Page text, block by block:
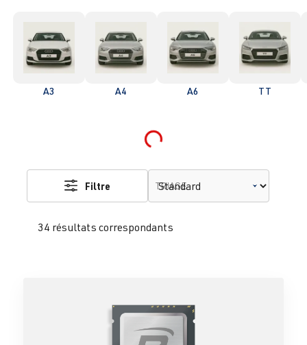
A3 A4 A6 TT
Loading...
34 résultats correspondants
Filtre TRIAGE